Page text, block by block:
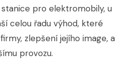
pro elektromobily, u
celou řadu výhod, které
zlepšení jejího image, a
provozu.